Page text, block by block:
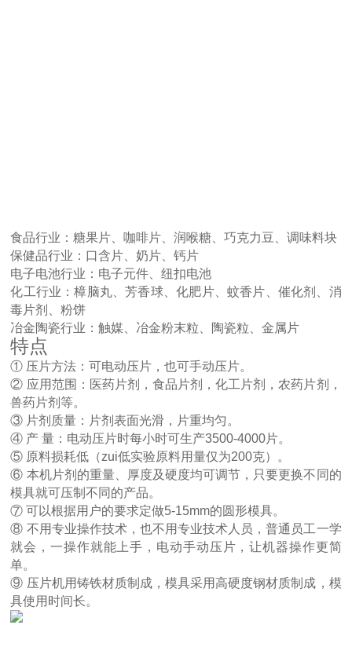
食品行业：糖果片、咖啡片、润喉糖、巧克力豆、调味料块
保健品行业：口含片、奶片、钙片
电子电池行业：电子元件、纽扣电池
化工行业：樟脑丸、芳香球、化肥片、蚊香片、催化剂、消
毒片剂、粉饼
冶金陶瓷行业：触媒、冶金粉末粒、陶瓷粒、金属片
特点
① 压片方法：可电动压片，也可手动压片。
② 应用范围：医药片剂，食品片剂，化工片剂，农药片剂，
兽药片剂等。
③ 片剂质量：片剂表面光滑，片重均匀。
④ 产 量：电动压片时每小时可生产3500-4000片。
⑤ 原料损耗低（zui低实验原料用量仅为200克）。
⑥ 本机片剂的重量、厚度及硬度均可调节，只要更换不同的
模具就可压制不同的产品。
⑦ 可以根据用户的要求定做5-15mm的圆形模具。
⑧ 不用专业操作技术，也不用专业技术人员，普通员工一学
就会，一操作就能上手，电动手动压片，让机器操作更简
单。
⑨ 压片机用铸铁材质制成，模具采用高硬度钢材质制成，模
具使用时间长。